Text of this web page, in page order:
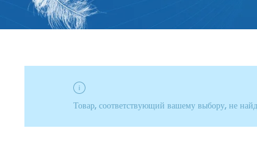
Товар, соответствующий вашему выбору, не